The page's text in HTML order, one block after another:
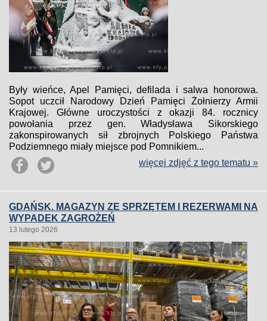
Były wieńce, Apel Pamięci, defilada i salwa honorowa.
Sopot uczcił Narodowy Dzień Pamięci Żołnierzy Armii
Krajowej. Główne uroczystości z okazji 84. rocznicy
powołania przez gen. Władysława Sikorskiego
zakonspirowanych sił zbrojnych Polskiego Państwa
Podziemnego miały miejsce pod Pomnikiem...
więcej zdjęć z tego tematu »
GDAŃSK. MAGAZYN ZE SPRZĘTEM I REZERWAMI NA
WYPADEK ZAGROŻEŃ
13 lutego 2026